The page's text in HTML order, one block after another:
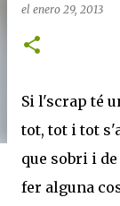
el enero 29, 2013
Si l'scrap té
tot, tot i tot
que sobri i
fer alguna